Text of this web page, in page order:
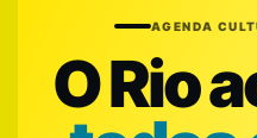
AGENDA
O Rio